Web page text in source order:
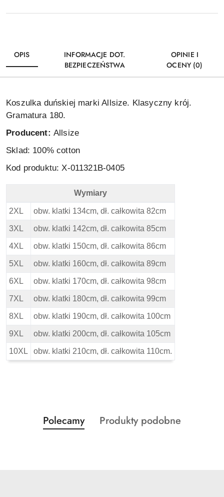
OPIS
INFORMACJE DOT.
BEZPIECZEŃSTWA
OPINIE I
OCENY (0)
Koszulka duńskiej marki Allsize. Klasyczny krój.
Gramatura 180.
Producent: Allsize
Sklad: 100% cotton
Kod produktu: X-011321B-0405
Replika Duża Koszulka - Green - Wymiary
Wymiary
2XL obw. klatki 134cm, dł. całkowita 82cm
3XL obw. klatki 142cm, dł. całkowita 85cm
4XL obw. klatki 150cm, dł. całkowita 86cm
5XL obw. klatki 160cm, dł. całkowita 89cm
6XL obw. klatki 170cm, dł. całkowita 98cm
7XL obw. klatki 180cm, dł. całkowita 99cm
8XL obw. klatki 190cm, dł. całkowita 100cm
9XL obw. klatki 200cm, dł. całkowita 105cm
10XL obw. klatki 210cm, dł. całkowita 110cm.
Pomiń karuzelę produktów
Produkty
o
Polecamy
Produkty
Produkty podobne